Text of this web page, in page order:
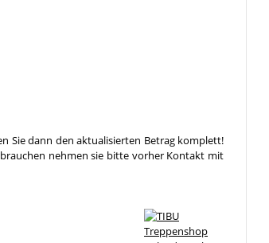
Sie dann den aktualisierten Betrag komplett!
brauchen nehmen sie bitte vorher Kontakt mit